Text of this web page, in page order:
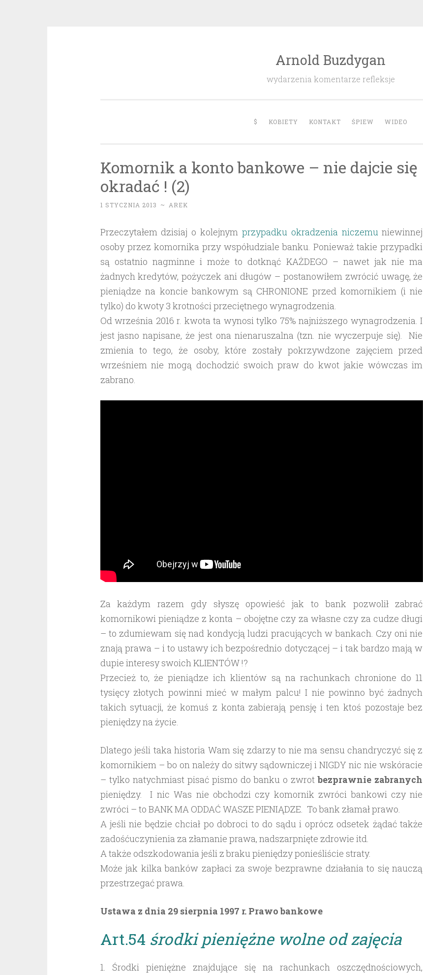
Arnold Buzdygan
wydarzenia komentarze refleksje
$ KOBIETY KONTAKT ŚPIEW WIDEO
Komornik a konto bankowe – nie dajcie się
okradać ! (2)
1 STYCZNIA 2013 ~ AREK
Przeczytałem dzisiaj o kolejnym przypadku okradzenia niczemuniewinnej
osoby przez komornika przy współudziale banku. Ponieważ takie przypadki
są ostatnio nagminne i może to dotknąć KAŻDEGO – nawet jak nie ma
żadnych kredytów, pożyczek ani długów – postanowiłem zwrócić uwagę, że
pieniądze na koncie bankowym są CHRONIONE przed komornikiem (i nie
tylko) do kwoty 3 krotności przeciętnego wynagrodzenia.
Od września 2016 r. kwota ta wynosi tylko 75% najniższego wynagrodzenia. I
jest jasno napisane, że jest ona nienaruszalna (tzn. nie wyczerpuje się). Nie
zmienia to tego, że osoby, które zostały pokrzywdzone zajęciem przed
wrześniem nie mogą dochodzić swoich praw do kwot jakie wówczas im
zabrano.
Za każdym razem gdy słyszę opowieść jak to bank pozwolił zabrać
komornikowi pieniądze z konta – obojętne czy za własne czy za cudze długi
– to zdumiewam się nad kondycją ludzi pracujących w bankach. Czy oni nie
znają prawa – i to ustawy ich bezpośrednio dotyczącej – i tak bardzo mają w
dupie interesy swoich KLIENTÓW !?
Przecież to, że pieniądze ich klientów są na rachunkach chronione do 11
tysięcy złotych powinni mieć w małym palcu! I nie powinno być żadnych
takich sytuacji, że komuś z konta zabierają pensję i ten ktoś pozostaje bez
pieniędzy na życie.
Dlatego jeśli taka historia Wam się zdarzy to nie ma sensu chandryczyć się z
komornikiem – bo on należy do sitwy sądowniczej i NIGDY nic nie wskóracie
– tylko natychmiast pisać pismo do banku o zwrotbezprawnie zabranych
pieniędzy. I nic Was nie obchodzi czy komornik zwróci bankowi czy nie
zwróci – to BANK MA ODDAĆ WASZE PIENIĄDZE. To bank złamał prawo.
A jeśli nie będzie chciał po dobroci to do sądu i oprócz odsetek żądać także
zadośćuczynienia za złamanie prawa, nadszarpnięte zdrowie itd.
A także odszkodowania jeśli z braku pieniędzy ponieśliście straty.
Może jak kilka banków zapłaci za swoje bezprawne działania to się nauczą
przestrzegać prawa.
Ustawa z dnia 29 sierpnia 1997 r. Prawo bankowe
Art.54 środki pieniężne wolne od zajęcia
1. Środki pieniężne znajdujące się na rachunkach oszczędnościowych,